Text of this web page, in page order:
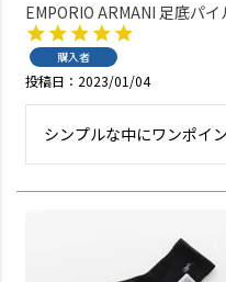
EMPORIO ARMANI 足底パ
ス メンズ 02322200
購入者
投稿日 2023/01/04
シンプルな中にワンポイ